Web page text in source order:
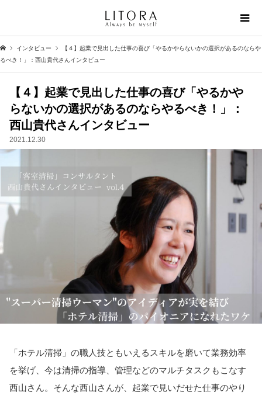
インタビュー
【４】起業で見出した仕事の喜び「やるかやらないかの選択があるのならや
るべき！」：西山貴代さんインタビュー
【４】起業で見出した仕事の喜び「やるかや
らないかの選択があるのならやるべき！」：
西山貴代さんインタビュー
2021.12.30
「ホテル清掃」の職人技ともいえるスキルを磨いて業務効率
を挙げ、今は清掃の指導、管理などのマルチタスクもこなす
西山さん。そんな西山さんが、起業で見いだせた仕事のやり